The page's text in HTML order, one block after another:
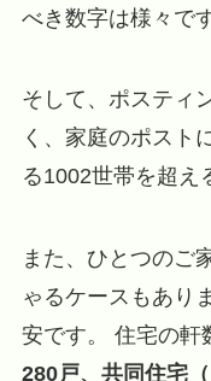
べき数字は様々です
そして、ポスティ
く、家庭のポスト
る1002世帯を超え
また、ひとつのご
ゃるケースもあり
安です。 住宅の軒
280戸、共同住宅